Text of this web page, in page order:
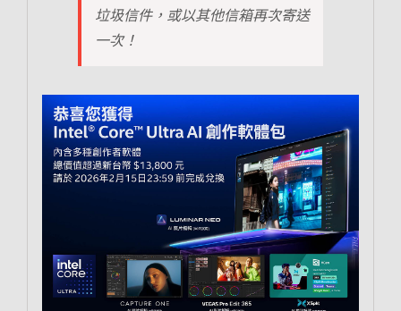
垃圾信件，或以其他信箱再次寄送
一次！